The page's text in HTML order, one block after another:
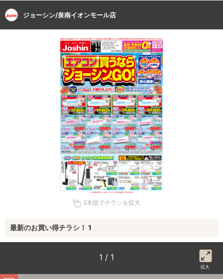
ジョーシン/泉南イオンモール店
2本指でチラシを拡大
最新のお買い得チラシ！ 1
1 / 1
拡大